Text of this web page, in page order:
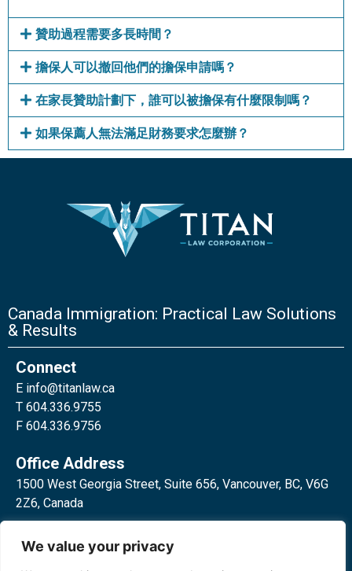
We value your privacy
贊助過程需要多長時間？
擔保人可以撤回他們的擔保申請嗎？
在家長贊助計劃下，誰可以被擔保有什麼限制嗎？
如果保薦人無法滿足財務要求怎麼辦？
Canada Immigration: Practical Law Solutions
& Results
Connect
E info@titanlaw.ca
T 604.336.9755
F 604.336.9756
Office Address
1500 West Georgia Street, Suite 656, Vancouver, BC, V6G
2Z6, Canada
Toronto, ON, M4W 3E2, Canada